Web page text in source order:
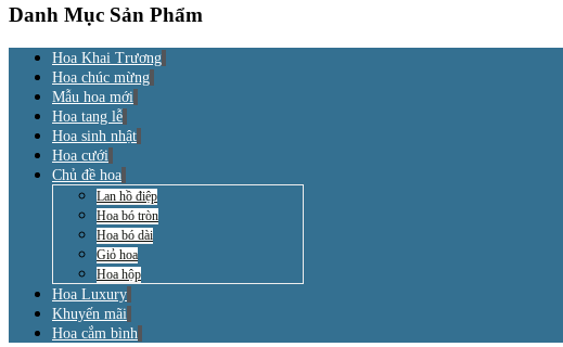
Danh Mục Sản Phẩm
Hoa Khai Trương
Hoa chúc mừng
Mẫu hoa mới
Hoa tang lễ
Hoa sinh nhật
Hoa cưới
Chủ đề hoa
Lan hồ điệp
Hoa bó tròn
Hoa bó dài
Giỏ hoa
Hoa hộp
Hoa Luxury
Khuyến mãi
Hoa cắm bình